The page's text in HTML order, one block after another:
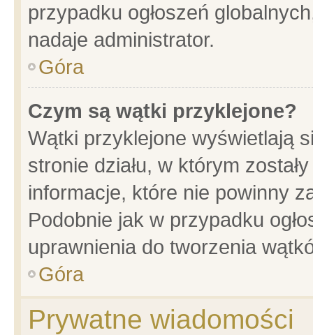
przypadku ogłoszeń
nadaje administrator.
Góra
Czym są wątki przyklejone?
Wątki przyklejone wyświetlają
stronie działu, w którym
informacje, które nie powinny
Podobnie jak w przypadku
uprawnienia do tworzenia
Góra
Prywatne wiadomości